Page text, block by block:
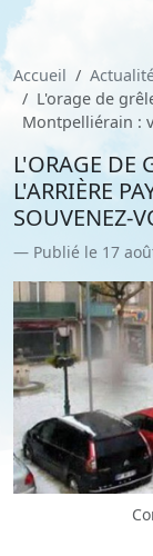
Accueil
L'orage de
Montpelliérain :
L'ORAGE DE
L'ARRIÈRE
SOUVENEZ-
Publié le 17